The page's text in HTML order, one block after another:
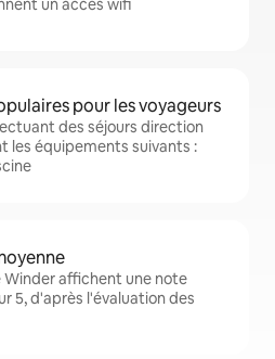
un accès wifi
pour les voyageurs
des séjours direction
les équipements suivants :
Winder affichent une note
5, d'après l'évaluation des